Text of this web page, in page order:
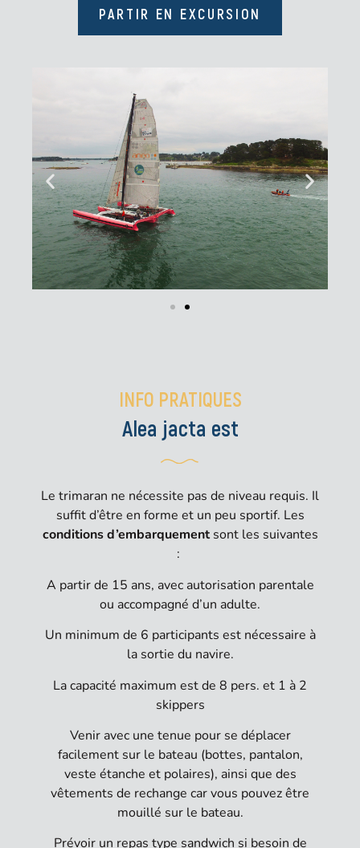
PARTIR EN EXCURSION
INFO PRATIQUES
Alea jacta est
Le trimaran ne nécessite pas de niveau requis. Il
suffit d’être en forme et un peu sportif. Les
conditions d’embarquementsont les suivantes
:
A partir de 15 ans, avec autorisation parentale
ou accompagné d’un adulte.
Un minimum de 6 participants est nécessaire à
la sortie du navire.
La capacité maximum est de 8 pers. et 1 à 2
skippers
Venir avec une tenue pour se déplacer
facilement sur le bateau (bottes, pantalon,
veste étanche et polaires), ainsi que des
vêtements de rechange car vous pouvez être
mouillé sur le bateau.
Prévoir un repas type sandwich si besoin de